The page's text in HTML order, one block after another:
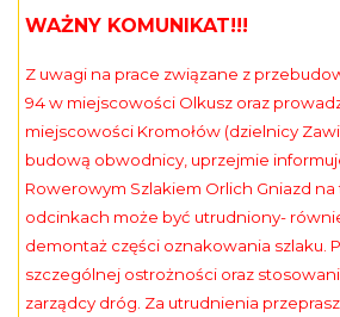
WAŻNY KOMUNIKAT!!!
Z uwagi na prace związane z
94 w miejscowości Olkusz oraz
miejscowości Kromołów (dzielnicy
budową obwodnicy, uprzejmie
Rowerowym Szlakiem Orlich Gniazd
odcinkach może być utrudniony-
demontaż części oznakowania szlaku.
szczególnej ostrożności oraz
zarządcy dróg. Za utrudnienia